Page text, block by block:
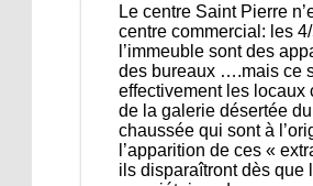
Le centre Saint Pierre
centre commercial: les
l’immeuble sont des
des bureaux ….mais ce
effectivement les locaux
de la galerie désertée
chaussée qui sont à
l’apparition de ces «
ils disparaîtront dès que